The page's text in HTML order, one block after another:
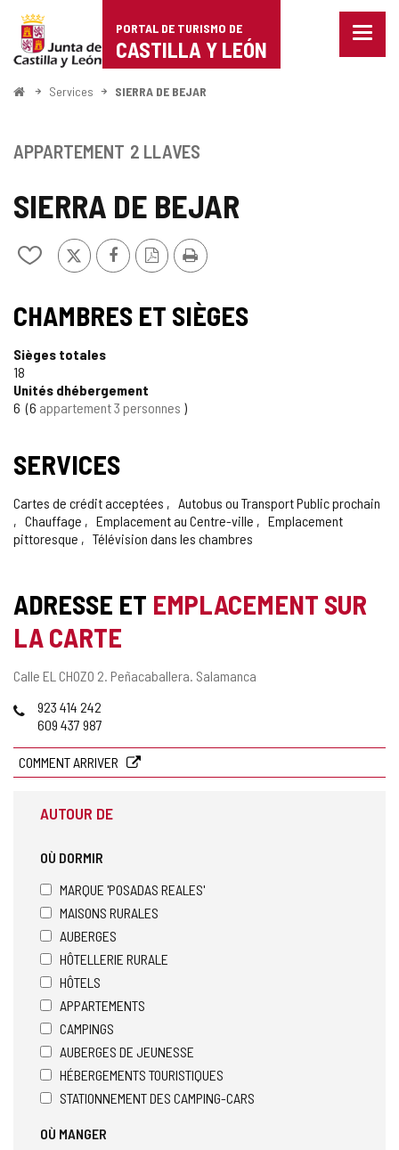
Portal
de
Turismo
Castilla
León
PORTAL DE TURISMO DE
CASTILLA Y LEÓN
Menu
<
Services SIERRA DE BEJAR
SIERRA DE BEJAR
Ajouter/retirer
de
cahiers
X FacebookVersion
PDF
Imprimer
TIPO
APPARTEMENT 2 LLAVES
CHAMBRES ET SIÈGES
Sièges totales
18
Unités dhébergement
6 6 appartement 3 personnes
SERVICES
Cartes de crédit acceptées
Autobus ou Transport Public prochain
Chauffage
Emplacement au Centre-ville
Emplacement
pittoresque
Télévision dans les chambres
ADRESSE ET EMPLACEMENT SUR
LA CARTE
Adresse
Calle EL CHOZO 2. Peñacaballera. Salamanca
Téléphones
923 414 242
609 437 987
COMMENT ARRIVER
AUTOUR DE
OÙ DORMIR
MARQUE 'POSADAS REALES'
MAISONS RURALES
AUBERGES
HÔTELLERIE RURALE
HÔTELS
APPARTEMENTS
CAMPINGS
AUBERGES DE JEUNESSE
HÉBERGEMENTS TOURISTIQUES
STATIONNEMENT DES CAMPING-CARS
OÙ MANGER